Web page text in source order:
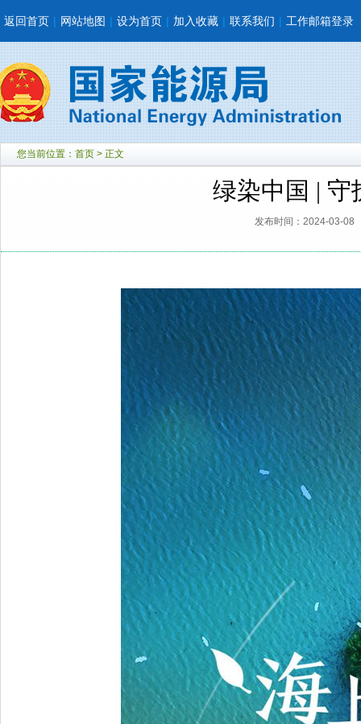
返回首页 | 网站地图 | 设为首页 | 加入收藏 | 联系我们 | 工作邮箱登录
您当前位置： 首页 > 正文
绿染中国 |
发布时间：2024-03-08